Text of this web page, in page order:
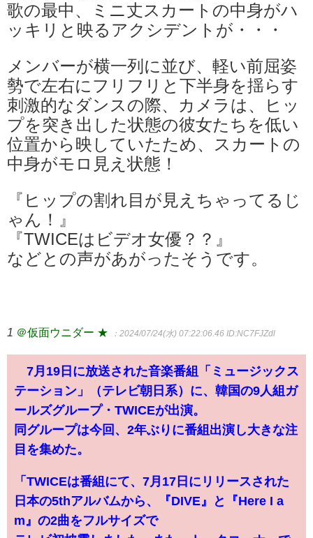
歌の最中、ミニ丈スカートの中身がハ
ッキリと映るアクシデントが・・・
メンバーが横一列に並び、軽い前屈姿
勢で左右にフリフリと下半身を揺らす
刺激的なダンスの際、カメラは、ヒッ
プを突き出した状態の彼女たちを低い
位置から映していたため、スカートの
中身がモロ見え状態！
『ヒップの割れ目が見えちゃってるじ
ゃん！』
『TWICEはビデオ女優？？』
などとの声があがったそうです。
1 ＠仮面ウニダー ★ ：2024/07/24(水) 07:22:06.46 ID:NC7FJZdl
7月19日に放送された音楽番組「ミュージックス
テーション」（テレビ朝日系）に、韓国の9人組ガ
ールズグループ・TWICEが出演。
同グループは今回、2年ぶりに番組出演し大きな注
目を集めた。
「TWICEは番組にて、7月17日にリリースされた
日本の5thアルバムから、『DIVE』と『Here I a
m』の2曲をフルサイズで